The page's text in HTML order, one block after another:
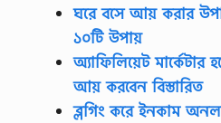
ঘরে বসে আয় করার
১০টি উপায়
অ্যাফিলিয়েট মার্কেটার
আয় করবেন বিস্তারিত
ব্লগিং করে ইনকাম